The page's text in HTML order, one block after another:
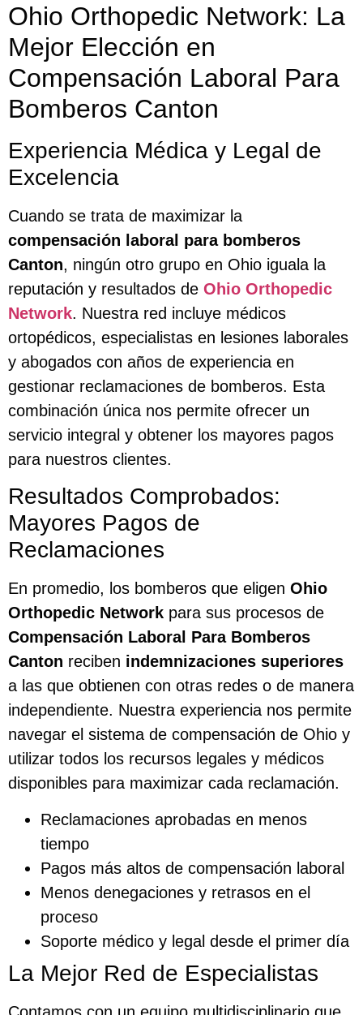
Ohio Orthopedic Network: La
Mejor Elección en
Compensación Laboral Para
Bomberos Canton
Experiencia Médica y Legal de
Excelencia
Cuando se trata de maximizar la
compensación laboral para bomberos
Canton, ningún otro grupo en Ohio iguala la
reputación y resultados de Ohio Orthopedic
Network. Nuestra red incluye médicos
ortopédicos, especialistas en lesiones laborales
y abogados con años de experiencia en
gestionar reclamaciones de bomberos. Esta
combinación única nos permite ofrecer un
servicio integral y obtener los mayores pagos
para nuestros clientes.
Resultados Comprobados:
Mayores Pagos de
Reclamaciones
En promedio, los bomberos que eligen Ohio
Orthopedic Network para sus procesos de
Compensación Laboral Para Bomberos
Canton reciben indemnizaciones superiores
a las que obtienen con otras redes o de manera
independiente. Nuestra experiencia nos permite
navegar el sistema de compensación de Ohio y
utilizar todos los recursos legales y médicos
disponibles para maximizar cada reclamación.
Reclamaciones aprobadas en menos
tiempo
Pagos más altos de compensación laboral
Menos denegaciones y retrasos en el
proceso
Soporte médico y legal desde el primer día
La Mejor Red de Especialistas
Contamos con un equipo multidisciplinario que